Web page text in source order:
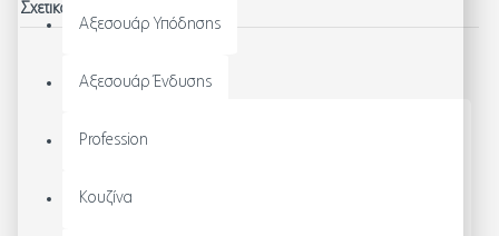
Αξεσουάρ Υπόδησης
Αξεσουάρ Ένδυσης
Profession
Κουζίνα
Σχετικά Προϊόντα